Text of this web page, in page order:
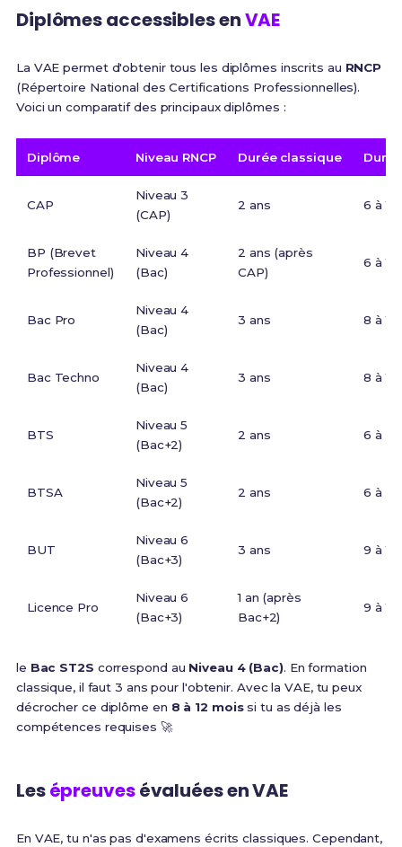
Diplômes accessibles enVAE
La VAE permet d'obtenir tous les diplômes inscrits au RNCP
(Répertoire National des Certifications Professionnelles).
Voici un comparatif des principaux diplômes :
Diplôme Niveau RNCP Durée classique
CAP
Niveau 3
(CAP)
2 ans 6 à 12
BP (Brevet
Professionnel)
Niveau 4
(Bac)
2 ans (après
CAP)
6 à 12
Bac Pro
Niveau 4
(Bac)
3 ans 8 à 12
Bac Techno
Niveau 4
(Bac)
3 ans 8 à 12
BTS
Niveau 5
(Bac+2)
2 ans 6 à 9
BTSA
Niveau 5
(Bac+2)
2 ans 6 à 9
BUT
Niveau 6
(Bac+3)
3 ans 9 à 12
Licence Pro
Niveau 6
(Bac+3)
1 an (après
Bac+2)
9 à 12
le Bac ST2S correspond au Niveau 4 (Bac). En formation
classique, il faut 3 ans pour l'obtenir. Avec la VAE, tu peux
décrocher ce diplôme en 8 à 12 moissi tu as déjà les
compétences requises 🚀
Lesépreuvesévaluées en VAE
En VAE, tu n'as pas d'examens écrits classiques. Cependant,